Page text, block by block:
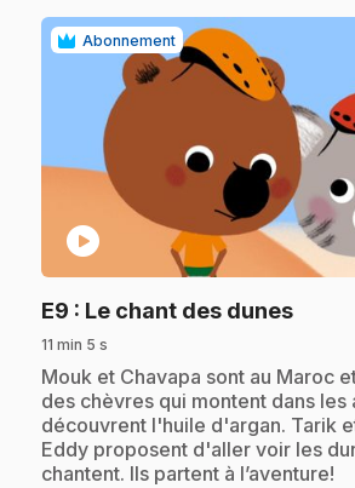
Abonnement
play_circle
E9 : Le chant des dunes.
11 min 5 s
.Mouk et Chavapa sont au Maroc
des chèvres qui montent dans les
découvrent l'huile d'argan. Tarik
Eddy proposent d'aller voir les
chantent. Ils partent à l’aventure!